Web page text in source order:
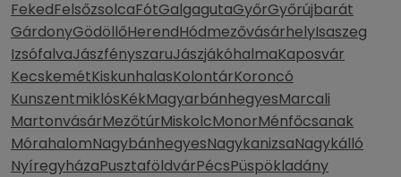
FekedFelsőzsolcaFótGalgagutaGyőrGyőrújbarát
GárdonyGödöllőHerendHódmezővásárhelyIsaszeg
IzsófalvaJászfényszaruJászjákóhalmaKaposvár
KecskemétKiskunhalasKolontárKoroncó
KunszentmiklósKékMagyarbánhegyesMarcali
MartonvásárMezőtúrMiskolcMonorMénfőcsanak
MórahalomNagybánhegyesNagykanizsaNagykálló
NyíregyházaPusztaföldvárPécsPüspökladány